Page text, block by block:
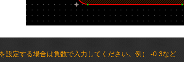
設定する場合は負数で入力してください。例） -0.3など